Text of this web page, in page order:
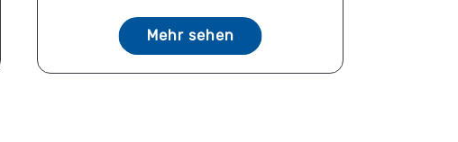
Mehr sehen